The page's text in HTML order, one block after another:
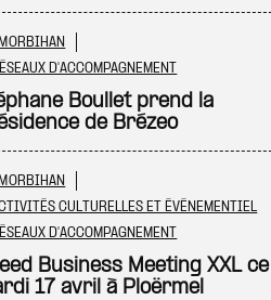
à ma sélection
D'ACCOMPAGNEMENT
Boullet prend la
de Brézeo
à ma sélection
CULTURELLES ET ÉVÉNEMENTIEL
D'ACCOMPAGNEMENT
Business Meeting XXL ce
17 avril à Ploërmel